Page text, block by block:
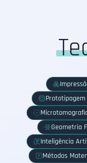
Geometria
Inteligência
Métodos